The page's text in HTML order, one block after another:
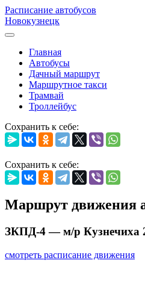
Расписание автобусов
Новокузнецк
Главная
Автобусы
Дачный маршрут
Маршрутное такси
Трамвай
Троллейбус
Сохранить к себе:
Сохранить к себе:
Маршрут движения
ЗКПД-4 — м/р Кузнечиха
смотреть расписание движения